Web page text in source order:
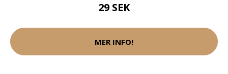
29 SEK
MER INFO!